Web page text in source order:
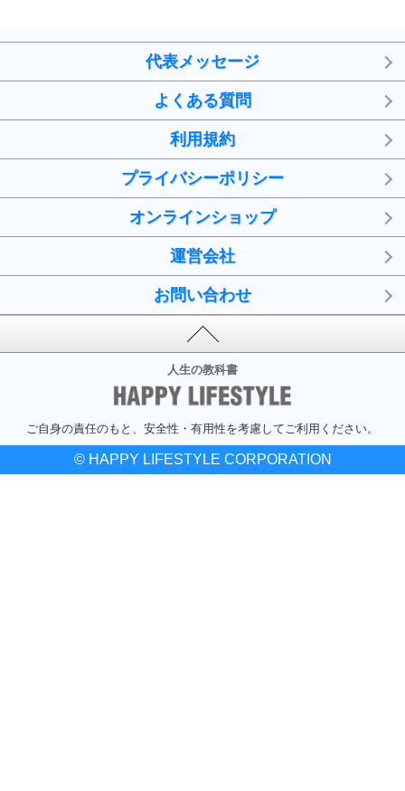
代表メッセージ
よくある質問
利用規約
プライバシーポリシー
オンラインショップ
運営会社
お問い合わせ
人生の教科書
ご自身の責任のもと、安全性・有用性を考慮してご利用ください。
© HAPPY LIFESTYLE CORPORATION